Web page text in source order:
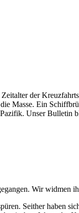
der
Masse. Ein
Unser Bulletin
Wir widmen
Seither haben